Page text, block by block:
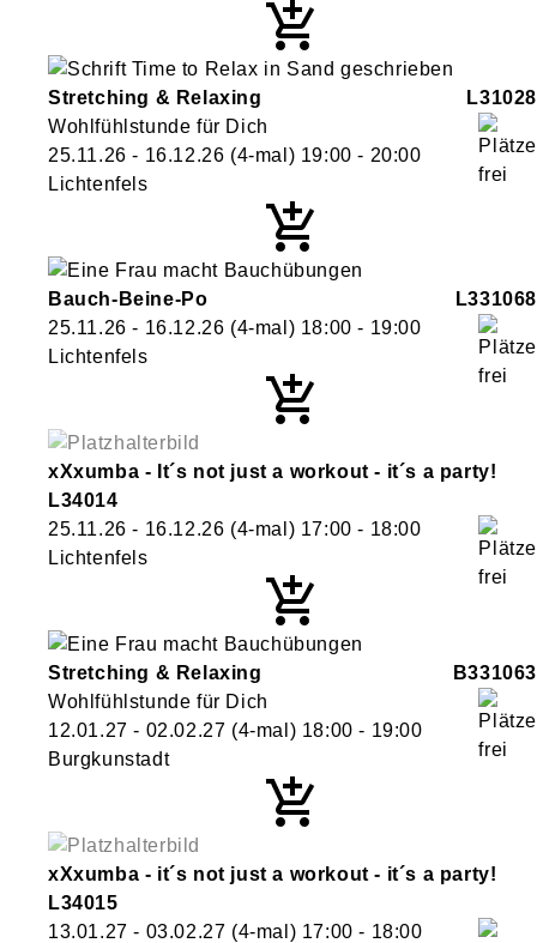
Stretching & Relaxing
L31028
Wohlfühlstunde für Dich
25.11.26 - 16.12.26 (4-mal) 19:00 - 20:00
Lichtenfels
Bauch-Beine-Po
L331068
25.11.26 - 16.12.26 (4-mal) 18:00 - 19:00
Lichtenfels
xXxumba - It´s not just a workout - it´s a party!
L34014
25.11.26 - 16.12.26 (4-mal) 17:00 - 18:00
Lichtenfels
Stretching & Relaxing
B331063
Wohlfühlstunde für Dich
12.01.27 - 02.02.27 (4-mal) 18:00 - 19:00
Burgkunstadt
xXxumba - it´s not just a workout - it´s a party!
L34015
13.01.27 - 03.02.27 (4-mal) 17:00 - 18:00